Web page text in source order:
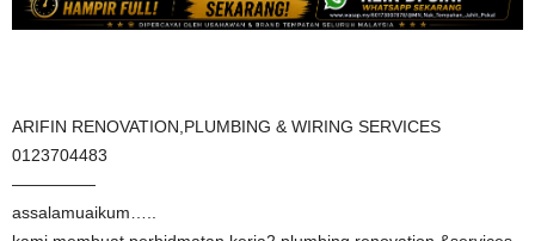
ARIFIN RENOVATION,PLUMBING & WIRING SERVICES
0123704483
—————
assalamuaikum…..